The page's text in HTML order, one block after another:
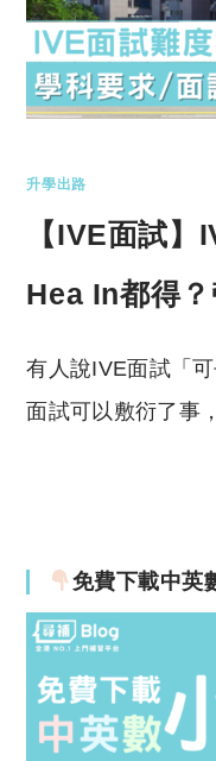
升學出路
【IVE面試
Hea In都得
有人說IVE面試「
面試可以敷衍了事
免費下載中英